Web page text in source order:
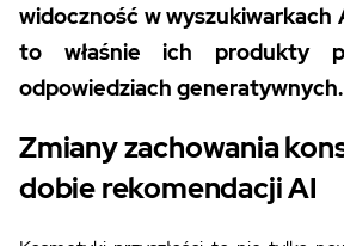
widoczność w wyszukiwarkach
to właśnie ich produkty
odpowiedziach generatywnych.
Zmiany zachowania
dobie rekomendacji AI